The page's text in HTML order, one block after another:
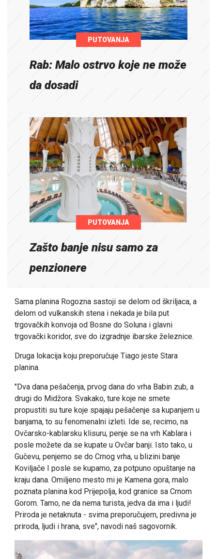
PUTOVANJA
Rab: Malo ostrvo koje ne može
da dosadi
PUTOVANJA
Zašto banje nisu samo za
penzionere
Sama planina Rogozna sastoji se delom od škriljaca, a
delom od vulkanskih stena i nekada je bila put
trgovačkih konvoja od Bosne do Soluna i glavni
trgovački koridor, sve do izgradnje ibarske železnice.
Druga lokacija koju preporučuje Tiago jeste Stara
planina.
"Dva dana pešačenja, prvog dana do vrha Babin zub, a
drugi do Midžora. Svakako, ture koje ne smete
propustiti su ture koje spajaju pešačenje sa kupanjem u
banjama, to su fenomenalni izleti. Ide se, recimo, na
Ovčarsko-kablarsku klisuru, penje se na vrh Kablara i
posle možete da se kupate u Ovčar banji. Isto tako, u
Gučevu, penjemo se do Crnog vrha, u blizini banje
Koviljače I posle se kupamo, za potpuno opuštanje na
kraju dana. Omiljeno mesto mi je Kamena gora, malo
poznata planina kod Prijepolja, kod granice sa Crnom
Gorom. Tamo, ne da nema turista, jedva da ima i ljudi!
Priroda je netaknuta - svima preporučujem, predivna je
priroda, ljudi i hrana, sve", navodi naš sagovornik.